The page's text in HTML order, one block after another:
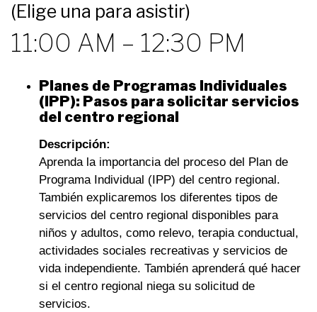
(Elige una para asistir)
11:00 AM – 12:30 PM
Planes de Programas Individuales
(IPP): Pasos para solicitar servicios
del centro regional
Descripción:
Aprenda la importancia del proceso del Plan de
Programa Individual (IPP) del centro regional.
También explicaremos los diferentes tipos de
servicios del centro regional disponibles para
niños y adultos, como relevo, terapia conductual,
actividades sociales recreativas y servicios de
vida independiente. También aprenderá qué hacer
si el centro regional niega su solicitud de
servicios.